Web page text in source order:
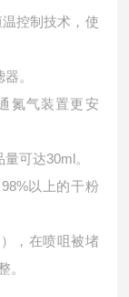
控制技术，使
。
氮气装置更安
可达30ml。
以上的干粉
，在喷咀被堵
。